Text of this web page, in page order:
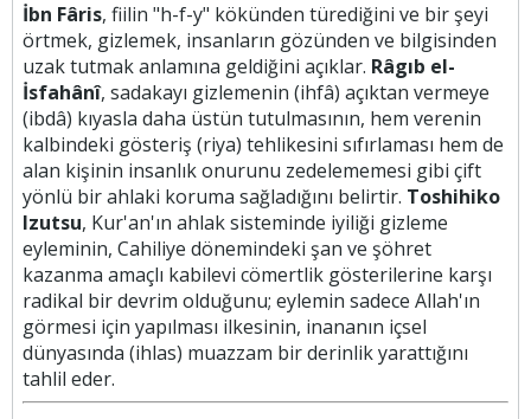
İbn Fâris, fiilin "h-f-y" kökünden türediğini ve bir şeyi
örtmek, gizlemek, insanların gözünden ve bilgisinden
uzak tutmak anlamına geldiğini açıklar. Râgıb el-
İsfahânî, sadakayı gizlemenin (ihfâ) açıktan vermeye
(ibdâ) kıyasla daha üstün tutulmasının, hem verenin
kalbindeki gösteriş (riya) tehlikesini sıfırlaması hem de
alan kişinin insanlık onurunu zedelememesi gibi çift
yönlü bir ahlaki koruma sağladığını belirtir. Toshihiko
Izutsu, Kur'an'ın ahlak sisteminde iyiliği gizleme
eyleminin, Cahiliye dönemindeki şan ve şöhret
kazanma amaçlı kabilevi cömertlik gösterilerine karşı
radikal bir devrim olduğunu; eylemin sadece Allah'ın
görmesi için yapılması ilkesinin, inananın içsel
dünyasında (ihlas) muazzam bir derinlik yarattığını
tahlil eder.